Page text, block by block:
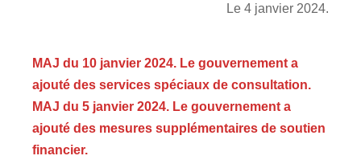
Le 4 janvier 2024.
MAJ du 10 janvier 2024. Le gouvernement a
ajouté des services spéciaux de consultation.
MAJ du 5 janvier 2024. Le gouvernement a
ajouté des mesures supplémentaires de soutien
financier.